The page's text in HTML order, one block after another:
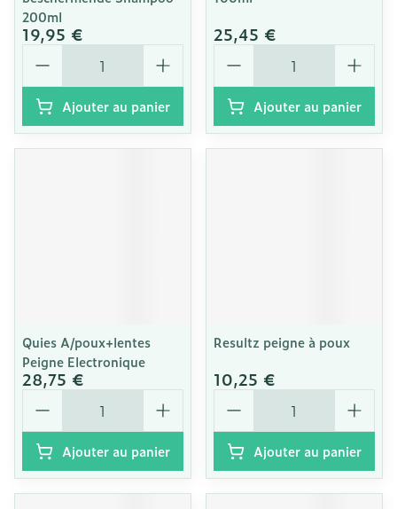
200ml
19,95 €
Quantité
Ajouter au panier
25,45 €
Quantité
Ajouter au panier
Quies A/poux+lentes
Peigne Electronique
28,75 €
Quantité
Ajouter au panier
Resultz peigne à poux
10,25 €
Quantité
Ajouter au panier